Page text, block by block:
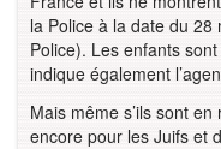
la Police à la date du
Police). Les enfants
indique également
Mais même s’ils sont
encore pour les Juifs et